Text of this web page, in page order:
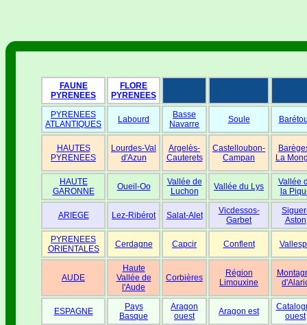
FAUNE
PYRENEES
FLORE
PYRENEES
PYRENEES
ATLANTIQUES
Labourd
Basse
Navarre
Soule
HAUTES
PYRENEES
Lourdes-Val
d'Azun
Argelès-
Cauterets
Castelloubon-
Campan
La
HAUTE
GARONNE
Oueil-Oo
Vallée de
Luchon
Vallée du Lys
Vallée
la
ARIEGE Lez-Ribérot Salat-Alet
Vicdessos-
Garbet
Aston
PYRENEES
ORIENTALES
Cerdagne Capcir Conflent
AUDE
Haute
Vallée de
l'Aude
Corbières
Région
Limouxine
ESPAGNE
Pays
Basque
Aragon
ouest
Aragon est
ouest